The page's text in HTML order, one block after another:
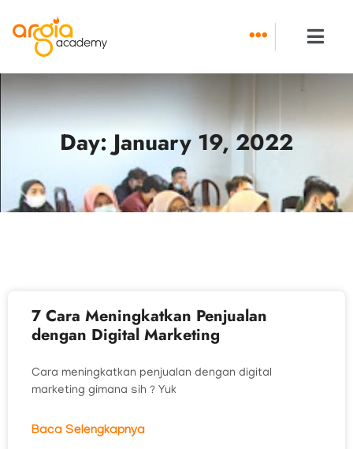
content
Day: January 19, 2022
7 Cara Meningkatkan Penjualan
dengan Digital Marketing
Cara meningkatkan penjualan dengan digital
marketing gimana sih ? Yuk
Baca Selengkapnya